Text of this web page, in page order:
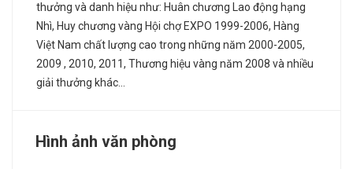
thưởng và danh hiệu như: Huân chương Lao động hạng
Nhì, Huy chương vàng Hội chợ EXPO 1999-2006, Hàng
Việt Nam chất lượng cao trong những năm 2000-2005,
2009 , 2010, 2011, Thương hiệu vàng năm 2008 và nhiều
giải thưởng khác...
Hình ảnh văn phòng